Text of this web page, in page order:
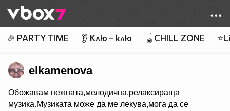
👾
🎉 PARTY TIME 👂 Клю – клю 🪀CHILL ZONE
elkamenova
Обожавам нежната,мелодична,релаксираща
музика.Музиката може да ме лекува,мога да се